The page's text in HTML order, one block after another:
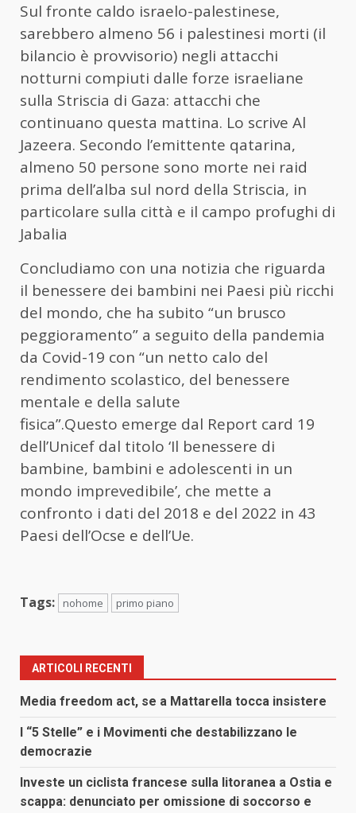
Sul fronte caldo israelo-palestinese,
sarebbero almeno 56 i palestinesi morti (il
bilancio è provvisorio) negli attacchi
notturni compiuti dalle forze israeliane
sulla Striscia di Gaza: attacchi che
continuano questa mattina. Lo scrive Al
Jazeera. Secondo l’emittente qatarina,
almeno 50 persone sono morte nei raid
prima dell’alba sul nord della Striscia, in
particolare sulla città e il campo profughi di
Jabalia
Concludiamo con una notizia che riguarda
il benessere dei bambini nei Paesi più ricchi
del mondo, che ha subito “un brusco
peggioramento” a seguito della pandemia
da Covid-19 con “un netto calo del
rendimento scolastico, del benessere
mentale e della salute
fisica”.Questo emerge dal Report card 19
dell’Unicef dal titolo ‘Il benessere di
bambine, bambini e adolescenti in un
mondo imprevedibile’, che mette a
confronto i dati del 2018 e del 2022 in 43
Paesi dell’Ocse e dell’Ue.
Tags: nohome primo piano
ARTICOLI RECENTI
Media freedom act, se a Mattarella tocca insistere
I “5 Stelle” e i Movimenti che destabilizzano le
democrazie
Investe un ciclista francese sulla litoranea a Ostia e
scappa: denunciato per omissione di soccorso e